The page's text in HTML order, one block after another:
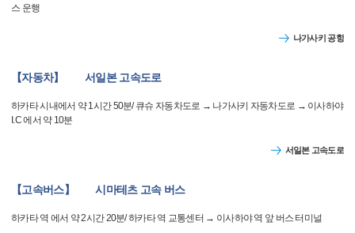
스 운행
나가사키 공항
【자동차】 서일본 고속도로
하카타 시내에서 약 1시간 50분/ 큐슈 자동차도로 → 나가사키 자동차도로 → 이사하야
I.C 에서 약 10분
서일본 고속도로
【고속버스】 시마테츠 고속 버스
하카타 역 에서 약 2시간 20분/ 하카타 역 교통센터 → 이사하야 역 앞 버스 터미널